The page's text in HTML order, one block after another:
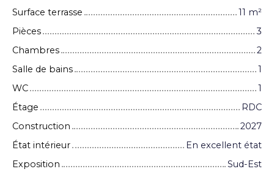
Surface terrasse
11 m²
Pièces
3
Chambres
2
Salle de bains
1
WC
1
Étage
RDC
Construction
2027
État intérieur
En excellent état
Exposition
Sud-Est